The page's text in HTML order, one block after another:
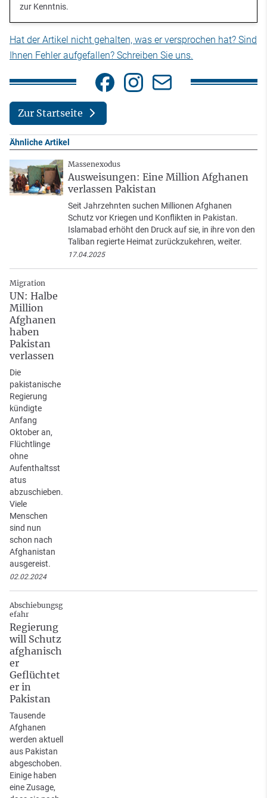
zur Kenntnis.
Hat der Artikel nicht gehalten, was er versprochen hat? Sind
Ihnen Fehler aufgefallen? Schreiben Sie uns.
Zur Startseite
Ähnliche Artikel
Massenexodus
Ausweisungen: Eine Million Afghanen
verlassen Pakistan
Seit Jahrzehnten suchen Millionen Afghanen
Schutz vor Kriegen und Konflikten in Pakistan.
Islamabad erhöht den Druck auf sie, in ihre von den
Taliban regierte Heimat zurückzukehren, weiter.
17.04.2025
Migration
UN: Halbe
Million
Afghanen
haben
Pakistan
verlassen
Die
pakistanische
Regierung
kündigte
Anfang
Oktober an,
Flüchtlinge
ohne
Aufenthaltsst
atus
abzuschieben.
Viele
Menschen
sind nun
schon nach
Afghanistan
ausgereist.
02.02.2024
Abschiebungsg
efahr
Regierung
will Schutz
afghanisch
er
Geflüchtet
er in
Pakistan
Tausende
Afghanen
werden aktuell
aus Pakistan
abgeschoben.
Einige haben
eine Zusage,